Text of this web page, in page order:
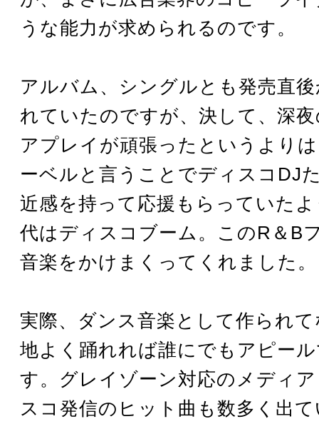
うな能力が求められるのです。
アルバム、シングルとも発売直
れていたのですが、決して、深
アプレイが頑張ったというより
ーベルと言うことでディスコDJ
近感を持って応援もらっていた
代はディスコブーム。このR＆B
音楽をかけまくってくれました。
実際、ダンス音楽として作られ
地よく踊れれば誰にでもアピー
す。グレイゾーン対応のメディ
スコ発信のヒット曲も数多く出